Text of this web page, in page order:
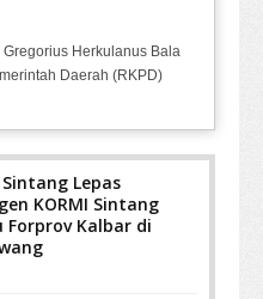
Herkulanus Bala
Daerah (RKPD)
Lepas
KORMI Sintang
Forprov Kalbar di